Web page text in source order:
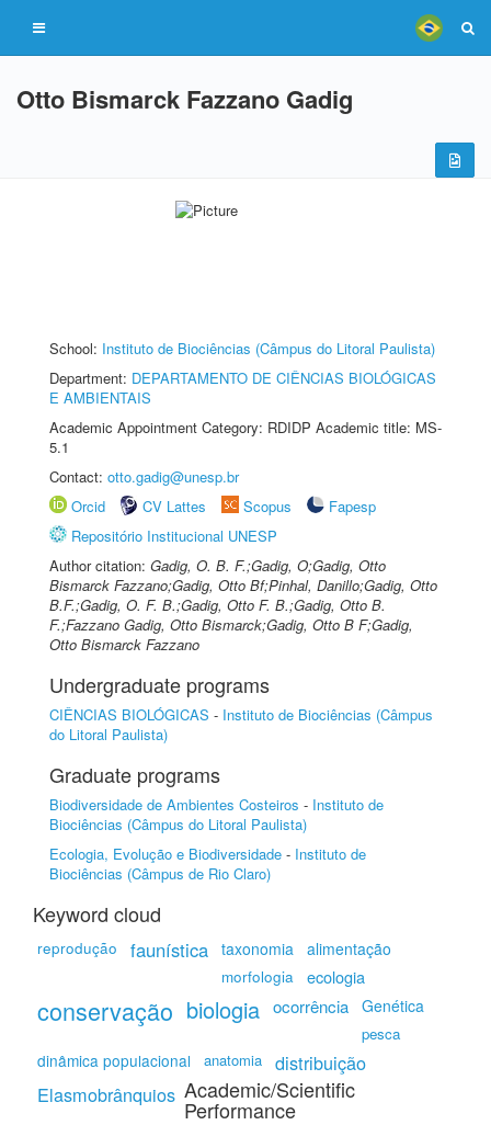
Otto Bismarck Fazzano Gadig
School: Instituto de Biociências (Câmpus do Litoral Paulista)
Department: DEPARTAMENTO DE CIÊNCIAS BIOLÓGICAS
E AMBIENTAIS
Academic Appointment Category: RDIDP Academic title: MS-
5.1
Contact: otto.gadig@unesp.br
Orcid
CV Lattes Scopus
Fapesp
Repositório Institucional UNESP
Author citation: Gadig, O. B. F.;Gadig, O;Gadig, Otto
Bismarck Fazzano;Gadig, Otto Bf;Pinhal, Danillo;Gadig, Otto
B.F.;Gadig, O. F. B.;Gadig, Otto F. B.;Gadig, Otto B.
F.;Fazzano Gadig, Otto Bismarck;Gadig, Otto B F;Gadig,
Otto Bismarck Fazzano
Undergraduate programs
CIÊNCIAS BIOLÓGICAS - Instituto de Biociências (Câmpus
do Litoral Paulista)
Graduate programs
Biodiversidade de Ambientes Costeiros - Instituto de
Biociências (Câmpus do Litoral Paulista)
Ecologia, Evolução e Biodiversidade - Instituto de
Biociências (Câmpus de Rio Claro)
Keyword cloud
reprodução faunística taxonomia alimentação
morfologia ecologia
conservação biologia ocorrência Genética
pesca
dinâmica populacional anatomia
distribuição
Elasmobrânquios Academic/Scientific
Performance